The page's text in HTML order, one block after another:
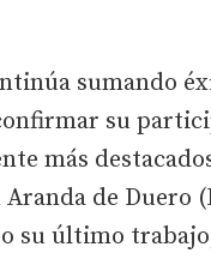
sumando
su
más
de Duero
último trabajo,